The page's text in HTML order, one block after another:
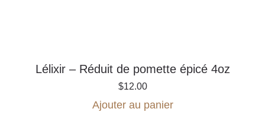
Lélixir – Réduit de pomette épicé 4oz
$12.00
Ajouter au panier